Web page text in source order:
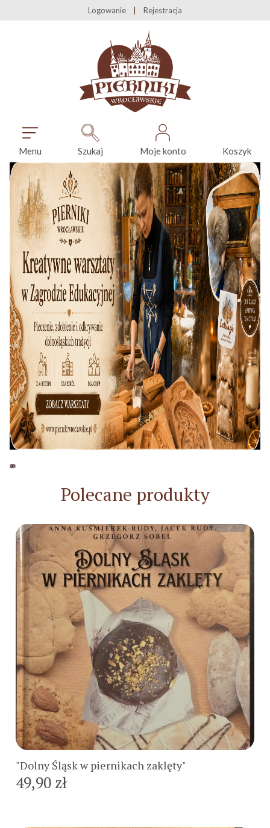
Logowanie Rejestracja
Menu Szukaj Moje konto Koszyk
Polecane produkty
"Dolny Śląsk w piernikach zaklęty"
49,90 zł
Do koszyka